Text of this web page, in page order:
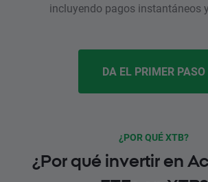
incluyendo pagos instantáneos
DA EL PRIMER PASO
¿POR QUÉ XTB?
¿Por qué invertir en